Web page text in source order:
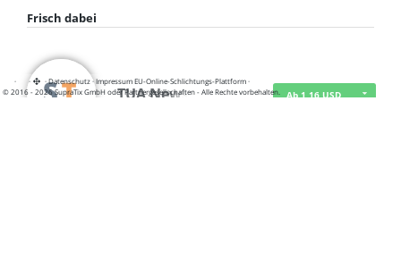
Frisch dabei
TUA News Ab 1,16 USD
· · ·Datenschutz·Impressum EU-Online-Schlichtungs-Plattform·
© 2016 - 2026 SupraTix GmbH oder Partnergesellschaften - Alle Rechte vorbehalten.